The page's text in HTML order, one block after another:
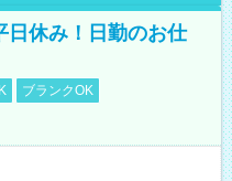
日休み！日勤のお仕
ブランクOK